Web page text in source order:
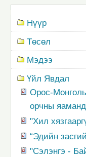
Нүүр
Төсөл
Мэдээ
Үйл Явдал
Орос-
орчны
"Хил
“Эдийн
"Сэлэнгэ -